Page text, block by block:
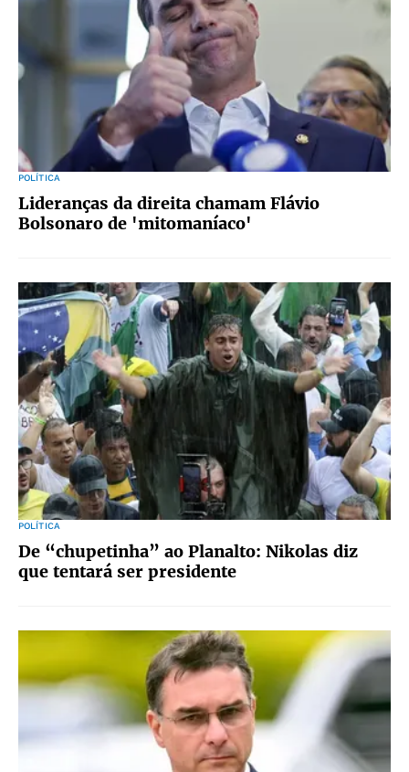
POLÍTICA
Lideranças da direita chamam Flávio
Bolsonaro de 'mitomaníaco'
POLÍTICA
De “chupetinha” ao Planalto: Nikolas diz
que tentará ser presidente